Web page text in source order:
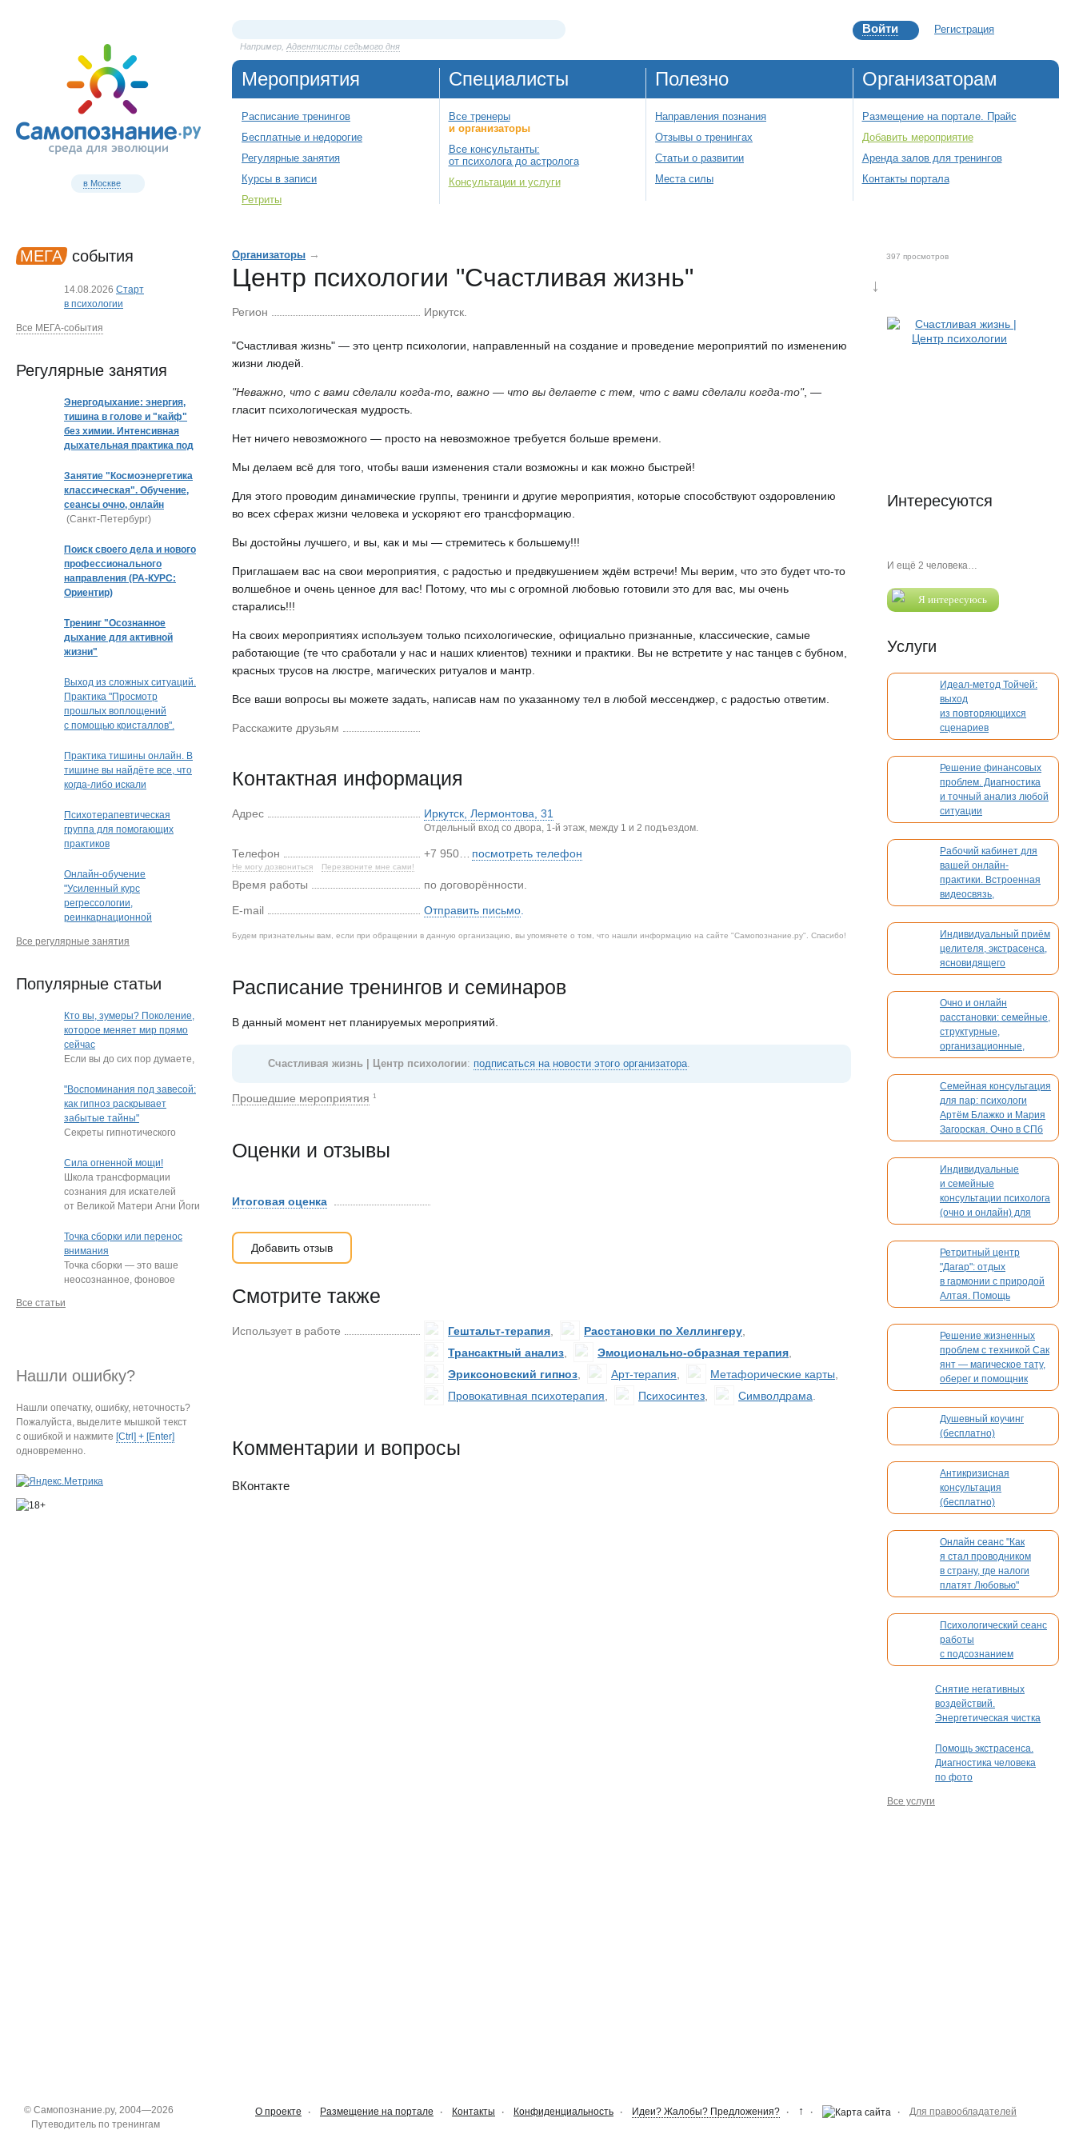
в Москве
Например, Адвентисты седьмого дня
Войти Регистрация
Мероприятия
Расписание тренингов
Бесплатные и недорогие
Регулярные занятия
Курсы в записи
Ретриты
Специалисты
Все тренеры
и организаторы
Все консультанты:
от психолога до астролога
Консультации и услуги
Полезно
Направления познания
Отзывы о тренингах
Статьи о развитии
Места силы
Организаторам
Размещение на портале. Прайс
Добавить мероприятие
Аренда залов для тренингов
Контакты портала
↓
Интересуются
И ещё 2 человека…
Я интересуюсь
Услуги
Идеал-метод Тойчей:
выход
из повторяющихся
сценариев
Решение финансовых
проблем. Диагностика
и точный анализ любой
ситуации
Рабочий кабинет для
вашей онлайн-
практики. Встроенная
видеосвязь,
бронирование,
платежи. Без
конкуренции
Индивидуальный приём
целителя, экстрасенса,
ясновидящего
Очно и онлайн
расстановки: семейные,
структурные,
организационные,
духовные, кармические
Семейная консультация
для пар: психологи
Артём Блажко и Мария
Загорская. Очно в СПб
и онлайн
Индивидуальные
и семейные
консультации психолога
(очно и онлайн) для
взрослых и детей
Ретритный центр
"Дагар": отдых
в гармонии с природой
Алтая. Помощь
в организации вашего
мероприятия
Решение жизненных
проблем с техникой Сак
янт — магическое тату,
оберег и помощник
Душевный коучинг
(бесплатно)
Антикризисная
консультация
(бесплатно)
Онлайн сеанс "Как
я стал проводником
в страну, где налоги
платят Любовью"
Психологический сеанс
работы
с подсознанием
Снятие негативных
воздействий.
Энергетическая чистка
Помощь экстрасенса.
Диагностика человека
по фото
Все услуги
Организаторы →
Центр психологии "Счастливая жизнь"
397 просмотров
Регион Иркутск.
"Счастливая жизнь" — это центр психологии, направленный на создание и проведение мероприятий по изменению
жизни людей.
"Неважно, что с вами сделали когда-то, важно — что вы делаете с тем, что с вами сделали когда-то", —
гласит психологическая мудрость.
Нет ничего невозможного — просто на невозможное требуется больше времени.
Мы делаем всё для того, чтобы ваши изменения стали возможны и как можно быстрей!
Для этого проводим динамические группы, тренинги и другие мероприятия, которые способствуют оздоровлению
во всех сферах жизни человека и ускоряют его трансформацию.
Вы достойны лучшего, и вы, как и мы — стремитесь к большему!!!
Приглашаем вас на свои мероприятия, с радостью и предвкушением ждём встречи! Мы верим, что это будет что-то
волшебное и очень ценное для вас! Потому, что мы с огромной любовью готовили это для вас, мы очень
старались!!!
На своих мероприятиях используем только психологические, официально признанные, классические, самые
работающие (те что сработали у нас и наших клиентов) техники и практики. Вы не встретите у нас танцев с бубном,
красных трусов на люстре, магических ритуалов и мантр.
Все ваши вопросы вы можете задать, написав нам по указанному тел в любой мессенджер, с радостью ответим.
Расскажите друзьям
Контактная информация
Адрес Иркутск, Лермонтова, 31
Отдельный вход со двора, 1-й этаж, между 1 и 2 подъездом.
Телефон
Не могу дозвониться Перезвоните мне сами!
+7 950… посмотреть телефон
Время работы
по договорённости.
E-mail
Отправить письмо.
Будем признательны вам, если при обращении в данную организацию, вы упомянете о том, что нашли информацию на сайте "Самопознание.ру". Спасибо!
Расписание тренингов и семинаров
В данный момент нет планируемых мероприятий.
Счастливая жизнь | Центр психологии: подписаться на новости этого организатора.
Прошедшие мероприятия 1
Оценки и отзывы
Итоговая оценка
Добавить отзыв
Смотрите также
Использует в работе Гештальт-терапия, Расстановки по Хеллингеру,
Трансактный анализ, Эмоционально-образная терапия,
Эриксоновский гипноз, Арт-терапия, Метафорические карты,
Провокативная психотерапия, Психосинтез, Символдрама.
Комментарии и вопросы
ВКонтакте
МЕГА события
14.08.2026 Старт
в психологии
Все МЕГА-события
Регулярные занятия
Энергодыхание: энергия,
тишина в голове и "кайф"
без химии. Интенсивная
дыхательная практика под
Занятие "Космоэнергетика
классическая". Обучение,
сеансы очно, онлайн
(Санкт-Петербург)
Поиск своего дела и нового
профессионального
направления (РА-КУРС:
Ориентир)
Тренинг "Осознанное
дыхание для активной
жизни"
Выход из сложных ситуаций.
Практика "Просмотр
прошлых воплощений
с помощью кристаллов".
(очно или дистанционно)
(Краснодар)
Практика тишины онлайн. В
тишине вы найдёте все, что
когда-либо искали
Психотерапевтическая
группа для помогающих
практиков
Онлайн-обучение
"Усиленный курс
регрессологии,
реинкарнационной
Все регулярные занятия
Популярные статьи
Кто вы, зумеры? Поколение,
которое меняет мир прямо
сейчас
Если вы до сих пор думаете,
"подростки, которые
постоянно …
"Воспоминания под завесой:
как гипноз раскрывает
забытые тайны"
Секреты гипнотического
Нередко под гипнозом люди
извлекают из глубин…
Сила огненной мощи!
Школа трансформации
сознания для искателей
от Великой Матери Агни Йоги
Точка сборки или перенос
внимания
Точка сборки — это ваше
неосознанное, фоновое
на определённый
Все статьи
Нашли ошибку?
Нашли опечатку, ошибку, неточность?
Пожалуйста, выделите мышкой текст
с ошибкой и нажмите [Ctrl] + [Enter]
одновременно.
О проекте Размещение на портале Контакты Конфиденциальность Идеи? Жалобы? Предложения? ↑ Для правообладателей
© Самопознание.ру, 2004—2026
Путеводитель по тренингам